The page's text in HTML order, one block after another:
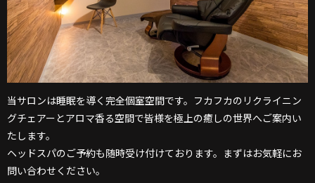
当サロンは睡眠を導く完全個室空間です。フカフカのリクライニン
グチェアーとアロマ香る空間で皆様を極上の癒しの世界へご案内い
たします。
ヘッドスパのご予約も随時受け付けております。まずはお気軽にお
問い合わせください。